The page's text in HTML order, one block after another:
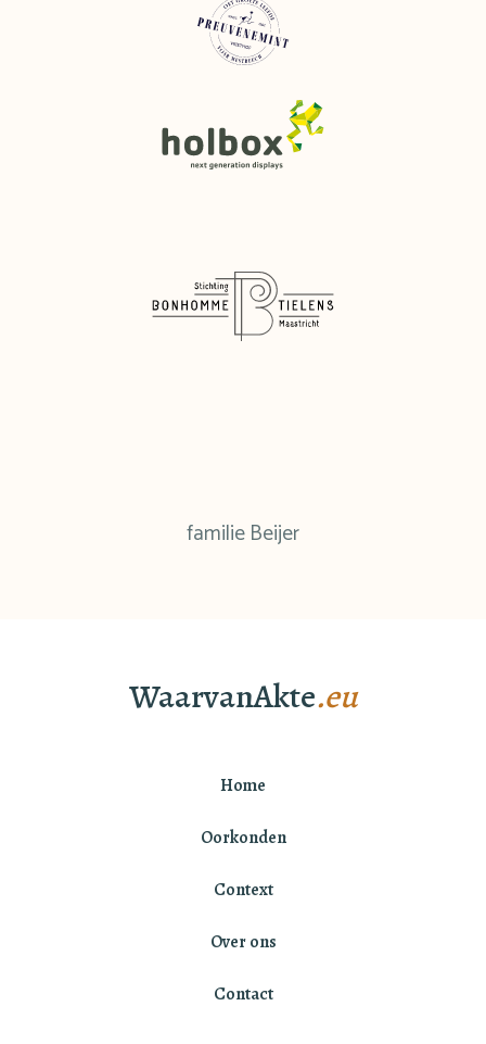
familie Beijer
WaarvanAkte.eu
Home
Oorkonden
Context
Over ons
Contact